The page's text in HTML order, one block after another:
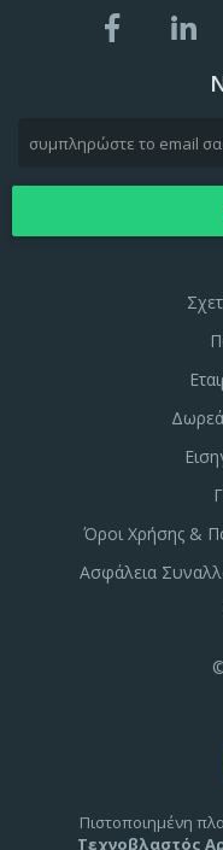
Όροι Χρήσης &
Ασφάλεια
Πιστοποιημένη
Τεχνοβλαστός